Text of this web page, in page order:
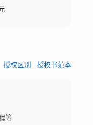
授权区别 授权书范本
等